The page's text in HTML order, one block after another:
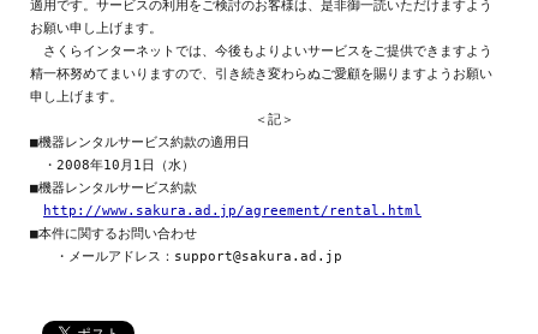
適用です。サービスの利用をご検討のお客様は、是非御一読いただけますよう
お願い申し上げます。
さくらインターネットでは、今後もよりよいサービスをご提供できますよう
精一杯努めてまいりますので、引き続き変わらぬご愛顧を賜りますようお願い
申し上げます。
＜記＞
■機器レンタルサービス約款の適用日
・2008年10月1日（水）
■機器レンタルサービス約款
http://www.sakura.ad.jp/agreement/rental.html
■本件に関するお問い合わせ